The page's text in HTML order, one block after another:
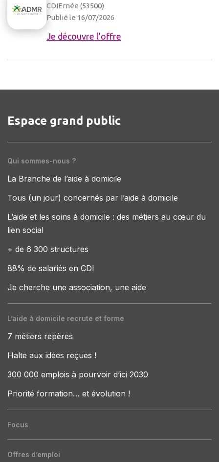
CDIErnée (53500)
Publié le 16/07/2026
Je découvre l’offre
Espace grand public
Qui sommes-nous ?
La Branche de l’aide à domicile
Tous (un jour) concernés par l’aide à domicile
L’aide et les soins à domicile : des métiers au cœur du
lien social
+ de 6 300 structures
88% de salariés en CDI
Je cherche une association, une aide
L’aide à domicile recrute et forme
7 métiers repères
Halte aux idées reçues !
300 000 emplois à pourvoir d’ici 2030
Priorité formation… et évolution !
Focus
Offres d’emploi